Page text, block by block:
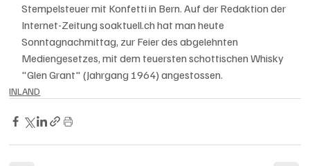
Stempelsteuer mit Konfetti in Bern. Auf der Redaktion der
Internet-Zeitung soaktuell.ch hat man heute
Sonntagnachmittag, zur Feier des abgelehnten
Mediengesetzes, mit dem teuersten schottischen Whisky
"Glen Grant" (Jahrgang 1964) angestossen.
INLAND